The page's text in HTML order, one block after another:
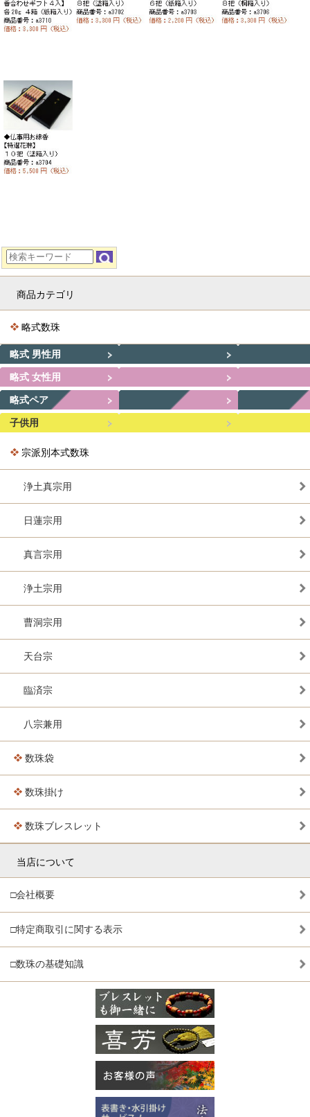
商品カテゴリ
略式数珠
略式 男性用
略式 女性用
略式ペア
子供用
宗派別本式数珠
浄土真宗用
日蓮宗用
真言宗用
浄土宗用
曹洞宗用
天台宗
臨済宗
八宗兼用
数珠袋
数珠掛け
数珠ブレスレット
当店について
□会社概要
□特定商取引に関する表示
□数珠の基礎知識